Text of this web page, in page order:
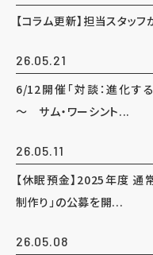
【コラム更新】担当スタッ
26.05.21
6/12開催「対談：進化す
～ サム・ワーシント...
26.05.11
【休眠預金】2025年度 通
制作り」の公募を開...
26.05.08